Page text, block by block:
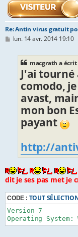
Re: Antin virus gratuit
M
lun. 14 avr. 2014 19:10
macgrath a écrit
J'ai tourné
comodo,
avast,
mon bon
payant
http://
dit je ses pas met je
CODE : TOUT
Version 7
Operating System: